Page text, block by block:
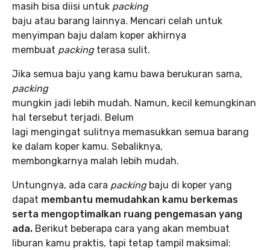
masih bisa diisi untuk packing
baju atau barang lainnya. Mencari celah untuk
menyimpan baju dalam koper akhirnya
membuat packingterasa sulit.
Jika semua baju yang kamu bawa berukuran sama,
packing
mungkin jadi lebih mudah. Namun, kecil kemungkinan
hal tersebut terjadi. Belum
lagi mengingat sulitnya memasukkan semua barang
ke dalam koper kamu. Sebaliknya,
membongkarnya malah lebih mudah.
Untungnya, ada cara packingbaju di koper yang
dapat membantu memudahkan kamu berkemas
serta mengoptimalkan ruang pengemasan yang
ada. Berikut beberapa cara yang akan membuat
liburan kamu praktis, tapi tetap tampil maksimal: